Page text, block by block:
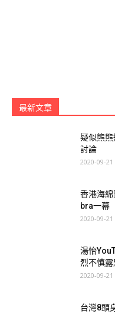
最新文章
疑似熊
討論
2020-09-21
香港海
bra一幕
2020-09-21
湯怡
烈不慎露
2020-09-21
台灣8頭